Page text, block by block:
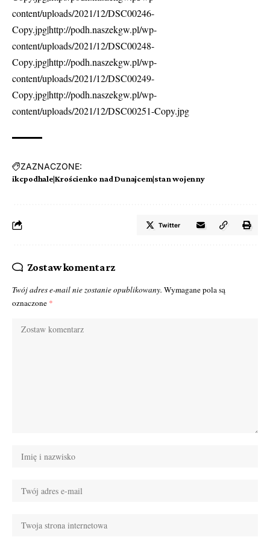
content/uploads/2021/12/DSC00246-
Copy.jpg|http://podh.naszekgw.pl/wp-
content/uploads/2021/12/DSC00248-
Copy.jpg|http://podh.naszekgw.pl/wp-
content/uploads/2021/12/DSC00249-
Copy.jpg|http://podh.naszekgw.pl/wp-
content/uploads/2021/12/DSC00251-Copy.jpg
ZAZNACZONE:
ikcpodhale|Krościenko nad Dunajcem|stan wojenny
Twitter
Zostaw komentarz
Twój adres e-mail nie zostanie opublikowany. Wymagane pola są
oznaczone *